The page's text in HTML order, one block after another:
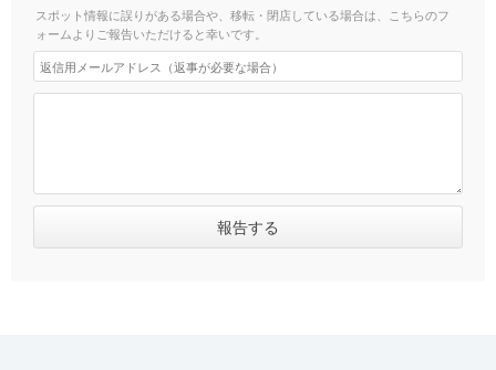
スポット情報に誤りがある場合や、移転・閉店している場合は、こちらのフ
ォームよりご報告いただけると幸いです。